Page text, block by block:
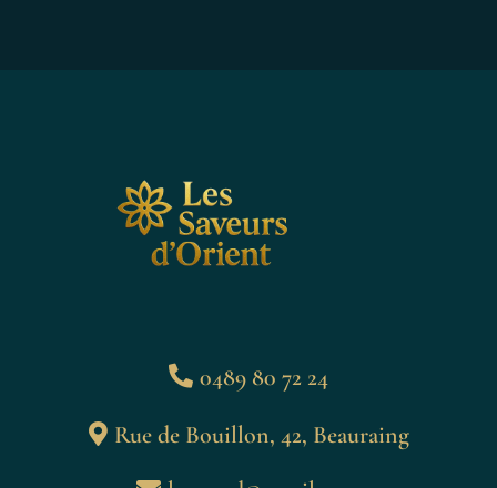
0489 80 72 24
Rue de Bouillon, 42, Beauraing